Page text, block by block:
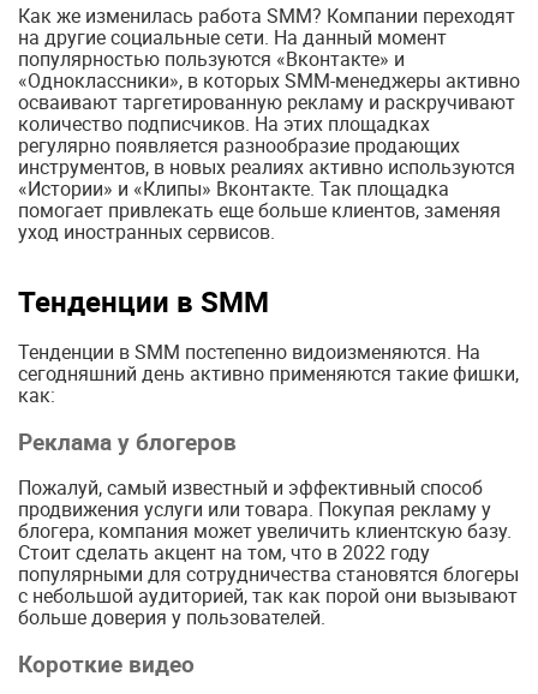
Как же изменилась работа SMM? Компании переходят
на другие социальные сети. На данный момент
популярностью пользуются «Вконтакте» и
«Одноклассники», в которых SMM-менеджеры активно
осваивают таргетированную рекламу и раскручивают
количество подписчиков. На этих площадках
регулярно появляется разнообразие продающих
инструментов, в новых реалиях активно используются
«Истории» и «Клипы» Вконтакте. Так площадка
помогает привлекать еще больше клиентов, заменяя
уход иностранных сервисов.
Тенденции в SMM
Тенденции в SMM постепенно видоизменяются. На
сегодняшний день активно применяются такие фишки,
как:
Реклама у блогеров
Пожалуй, самый известный и эффективный способ
продвижения услуги или товара. Покупая рекламу у
блогера, компания может увеличить клиентскую базу.
Стоит сделать акцент на том, что в 2022 году
популярными для сотрудничества становятся блогеры
с небольшой аудиторией, так как порой они вызывают
больше доверия у пользователей.
Короткие видео